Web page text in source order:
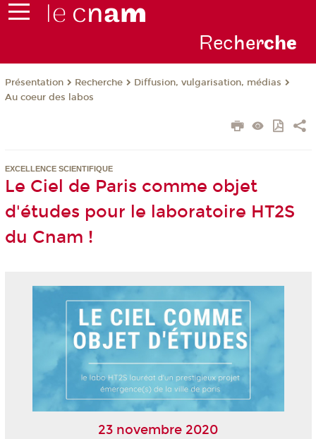
Recherche
Présentation Recherche
Diffusion, vulgarisation, médias
Au coeur des labos
EXCELLENCE SCIENTIFIQUE
Le Ciel de Paris comme objet
d'études pour le laboratoire HT2S
du Cnam !
23 novembre 2020